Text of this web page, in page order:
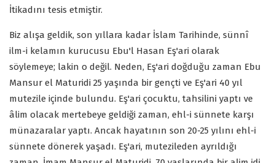
İtikadını tesis etmiştir.
Biz alışa geldik, son yıllara kadar İslam Tarihinde, sünnî
ilm-i kelamın kurucusu Ebu'l Hasan Eş'ari olarak
söylemeye; lakin o değil. Neden, Eş'ari doğduğu zaman Ebu
Mansur el Maturidi 25 yaşında bir gençti ve Eş'ari 40 yıl
mutezile içinde bulundu. Eş'ari çocuktu, tahsilini yaptı ve
âlim olacak mertebeye geldiği zaman, ehl-i sünnete karşı
münazaralar yaptı. Ancak hayatının son 20-25 yılını ehl-i
sünnete dönerek yaşadı. Eş'ari, mutezileden ayrıldığı